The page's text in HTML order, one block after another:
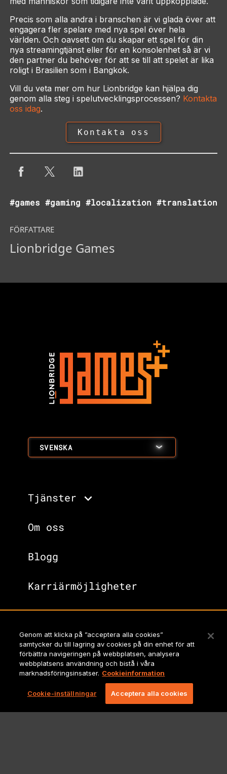
Precis som alla andra i branschen är vi glada över att
engagera fler spelare med nya spel över hela
världen. Och oavsett om du skapar ett spel för din
nya streamingtjänst eller för en konsolenhet så är vi
den partner du behöver för att se till att spelet är lika
roligt i Brasilien som i Bangkok.
Vill du veta mer om hur Lionbridge kan hjälpa dig
genom alla steg i spelutvecklingsprocessen? Kontakta
oss idag.
Kontakta oss
#games #gaming #localization #translation
FÖRFATTARE
Lionbridge Games
SVENSKA
Tjänster
Om oss
Blogg
Karriärmöjligheter
Kolla in alla tjänster vi
erbjuder.
Lionbridges hemsida
Genom att klicka på ”acceptera alla cookies”
samtycker du till lagring av cookies på din enhet för att
förbättra navigeringen på webbplatsen, analysera
webbplatsens användning och bistå i våra
marknadsföringsinsatser. Cookieinformation
Cookie-inställningar Acceptera alla cookies